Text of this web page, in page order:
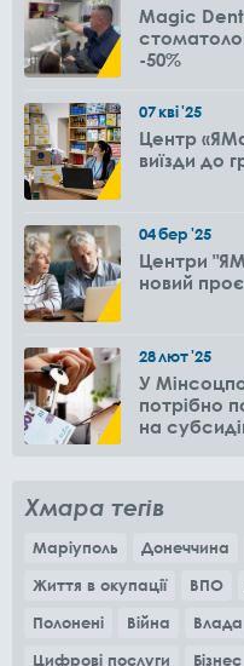
Magic
-50%
07кві'25
Центр
виїзди до
04бер'25
Центри
новий
28лют'25
У
потрібно
на
Хмара тегів
Маріуполь Донеччина
Життя в окупації
ВПО
Полонені
Війна Влада
Цифрові послуги
Бізнес